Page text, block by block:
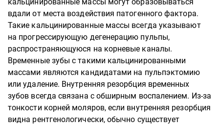
вдали от места воздействия патогенного фактора.
Такие кальцинированные массы всегда указывают
на прогрессирующую дегенерацию пульпы,
распространяющуюся на корневые каналы.
Временные зубы с такими кальцинированными
массами являются кандидатами на пульпэктомию
или удаление. Внутренняя резорбция временных
зубов всегда связана с обширным воспалением. Из-за
тонкости корней моляров, если внутренняя резорбция
видна рентгенологически, обычно существует